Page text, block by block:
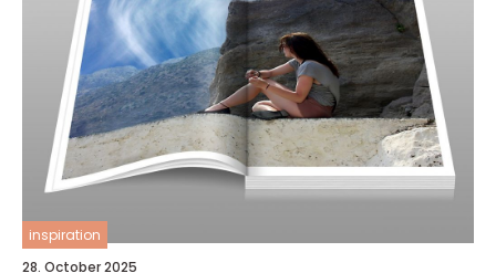
inspiration
28. October 2025